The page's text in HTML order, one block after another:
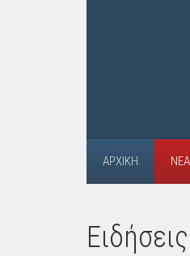
ΑΡΧΙΚΉ
Ειδήσεις